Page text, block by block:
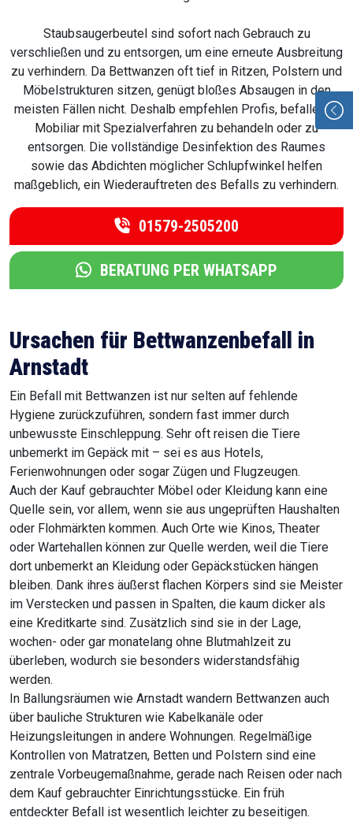
Staubsaugerbeutel sind sofort nach Gebrauch zu
verschließen und zu entsorgen, um eine erneute Ausbreitung
zu verhindern. Da Bettwanzen oft tief in Ritzen, Polstern und
Möbelstrukturen sitzen, genügt bloßes Absaugen in den
meisten Fällen nicht. Deshalb empfehlen Profis, befallenes
Mobiliar mit Spezialverfahren zu behandeln oder zu
entsorgen. Die vollständige Desinfektion des Raumes
sowie das Abdichten möglicher Schlupfwinkel helfen
maßgeblich, ein Wiederauftreten des Befalls zu verhindern.
01579-2505200
BERATUNG PER WHATSAPP
Ursachen für Bettwanzenbefall in
Arnstadt
Ein Befall mit Bettwanzen ist nur selten auf fehlende
Hygiene zurückzuführen, sondern fast immer durch
unbewusste Einschleppung. Sehr oft reisen die Tiere
unbemerkt im Gepäck mit – sei es aus Hotels,
Ferienwohnungen oder sogar Zügen und Flugzeugen.
Auch der Kauf gebrauchter Möbel oder Kleidung kann eine
Quelle sein, vor allem, wenn sie aus ungeprüften Haushalten
oder Flohmärkten kommen. Auch Orte wie Kinos, Theater
oder Wartehallen können zur Quelle werden, weil die Tiere
dort unbemerkt an Kleidung oder Gepäckstücken hängen
bleiben. Dank ihres äußerst flachen Körpers sind sie Meister
im Verstecken und passen in Spalten, die kaum dicker als
eine Kreditkarte sind. Zusätzlich sind sie in der Lage,
wochen- oder gar monatelang ohne Blutmahlzeit zu
überleben, wodurch sie besonders widerstandsfähig
werden.
In Ballungsräumen wie Arnstadt wandern Bettwanzen auch
über bauliche Strukturen wie Kabelkanäle oder
Heizungsleitungen in andere Wohnungen. Regelmäßige
Kontrollen von Matratzen, Betten und Polstern sind eine
zentrale Vorbeugemaßnahme, gerade nach Reisen oder nach
dem Kauf gebrauchter Einrichtungsstücke. Ein früh
entdeckter Befall ist wesentlich leichter zu beseitigen.